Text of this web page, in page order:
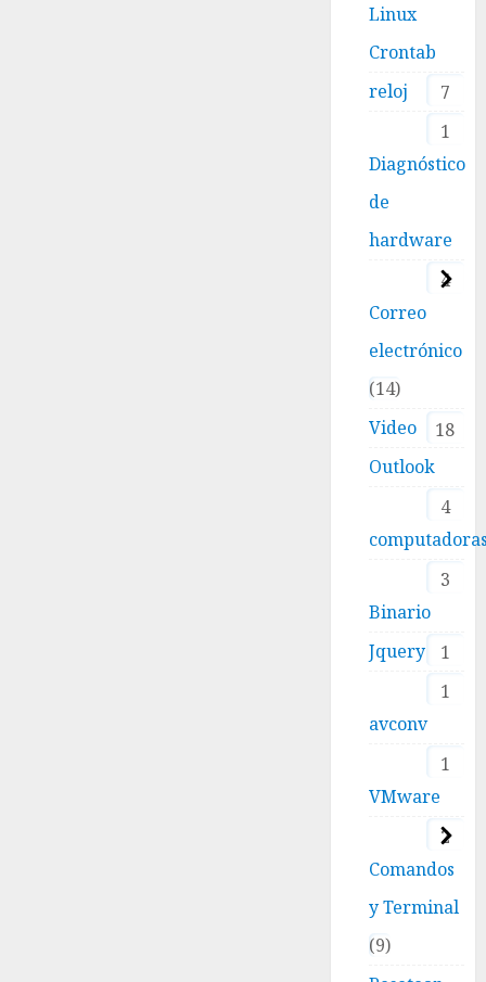
Linux
Crontab
7
reloj
1
Diagnóstico
de
hardware
4
Correo
electrónico
14
Video
18
Outlook
4
3
Binario
1
Jquery
1
avconv
1
VMware
2
Comandos
y Terminal
9